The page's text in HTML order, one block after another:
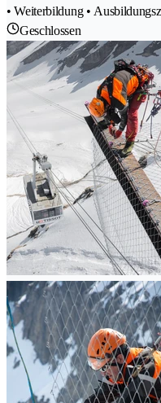
• Weiterbildung •
Geschlossen